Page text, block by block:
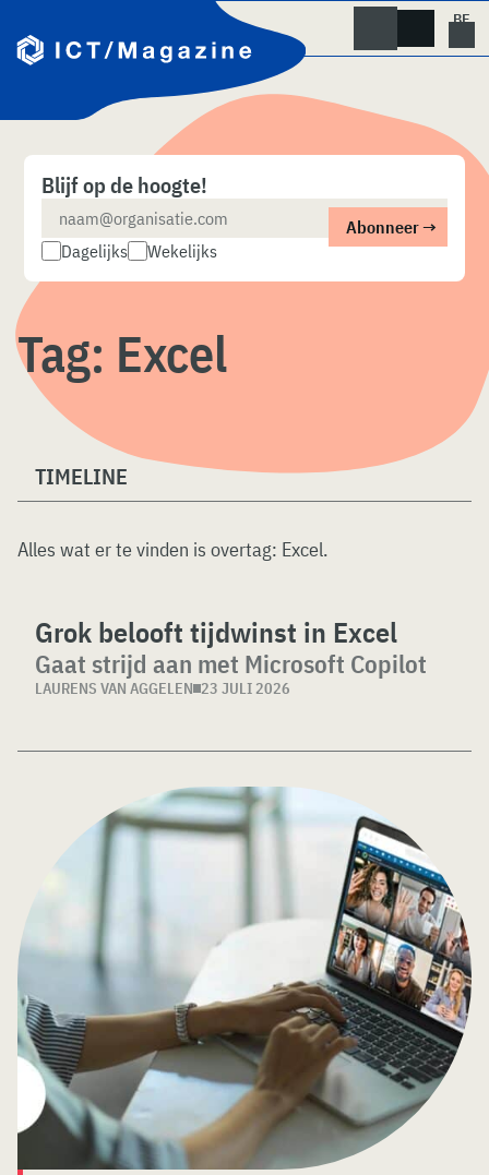
naar
content
Blijf op de hoogte!
Dagelijks Wekelijks
Tag: Excel
TIMELINE
Alles wat er te vinden is overtag: Excel.
Grok belooft tijdwinst in Excel
Gaat strijd aan met Microsoft Copilot
LAURENS VAN AGGELEN 23 JULI 2026